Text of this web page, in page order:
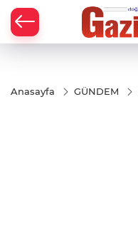
Anasayfa GÜNDEM